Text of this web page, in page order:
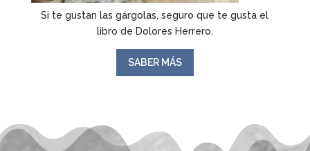
Si te gustan las gárgolas, seguro que te gusta el
libro de Dolores Herrero.
SABER MÁS